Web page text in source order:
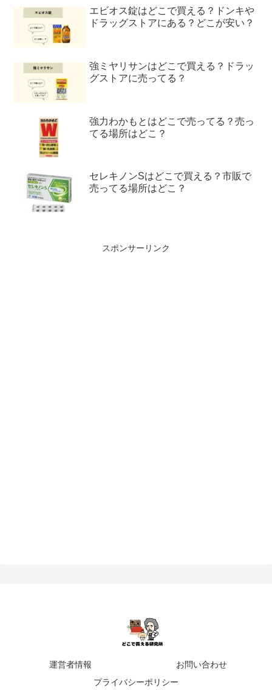
エビオス錠はどこで買える？ドンキや
ドラッグストアにある？どこが安い？
強ミヤリサンはどこで買える？ドラッ
グストアに売ってる？
強力わかもとはどこで売ってる？売っ
てる場所はどこ？
セレキノンSはどこで買える？市販で
売ってる場所はどこ？
スポンサーリンク
運営者情報
お問い合わせ
プライバシーポリシー